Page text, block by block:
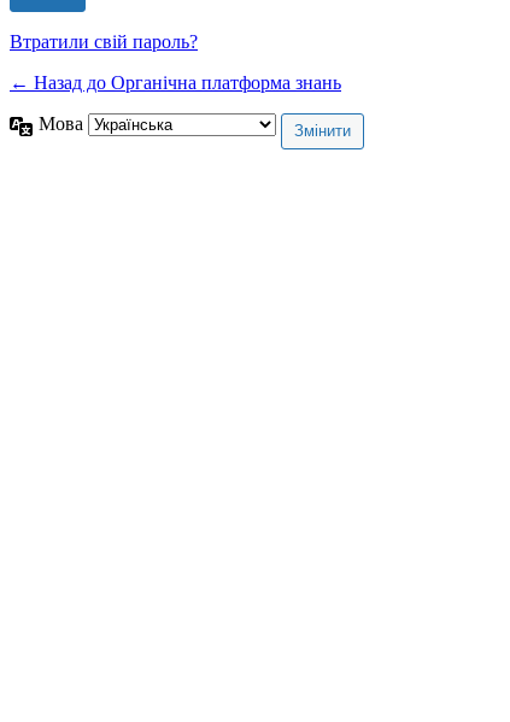
Втратили свій пароль?
← Назад до Органічна платформа знань
Мова